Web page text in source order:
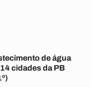
de água
cidades da PB